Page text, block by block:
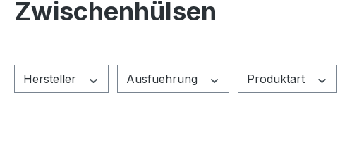
Zwischenhülsen
Hersteller Ausfuehrung Produktart